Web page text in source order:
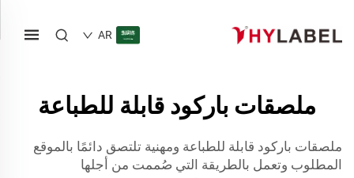
AR
ملصقات باركود قابلة للطباعة
ملصقات باركود قابلة للطباعة ومهنية تلتصق دائمًا بالموقع
المطلوب وتعمل بالطريقة التي صُممت من أجلها